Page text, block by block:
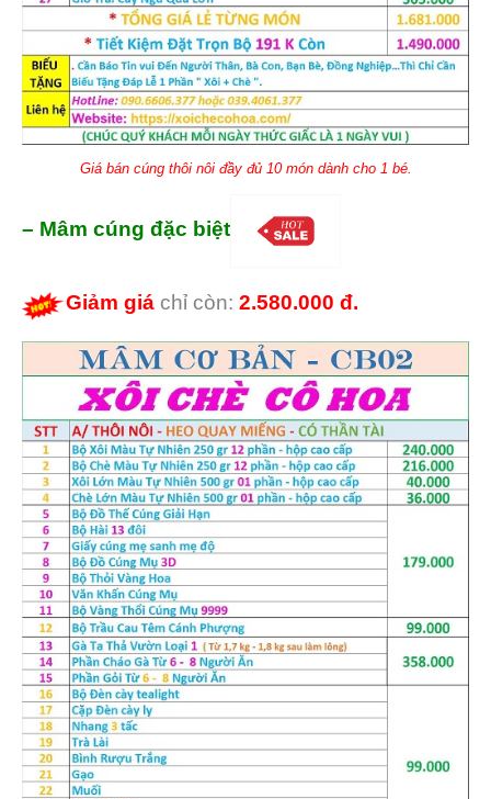
Giá bán cúng thôi nôi đầy đủ 10 món dành cho 1 bé.
– Mâm cúng đặc biệt
Giảm giá chỉ còn: 2.580.000 đ.